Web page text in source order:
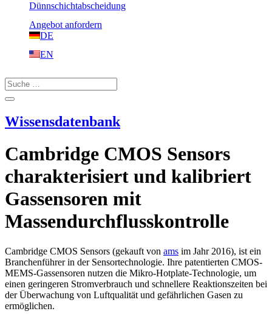
Dünnschichtabscheidung
Angebot anfordern
DE
EN
Wissensdatenbank
Cambridge CMOS Sensors
charakterisiert und kalibriert
Gassensoren mit
Massendurchflusskontrolle
Cambridge CMOS Sensors (gekauft von ams im Jahr 2016), ist ein
Branchenführer in der Sensortechnologie. Ihre patentierten CMOS-
MEMS-Gassensoren nutzen die Mikro-Hotplate-Technologie, um
einen geringeren Stromverbrauch und schnellere Reaktionszeiten bei
der Überwachung von Luftqualität und gefährlichen Gasen zu
ermöglichen.